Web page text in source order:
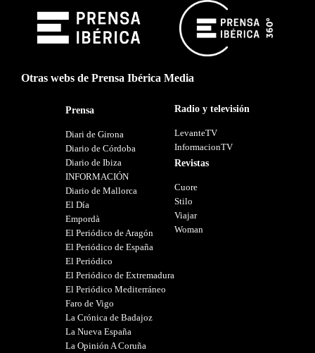
Otras webs de Prensa Ibérica Media
Prensa
Diari de Girona
Diario de Córdoba
Diario de Ibiza
INFORMACIÓN
Diario de Mallorca
El Día
Empordà
El Periódico de Aragón
El Periódico de España
El Periódico
El Periódico de Extremadura
El Periódico Mediterráneo
Faro de Vigo
La Crónica de Badajoz
La Nueva España
La Opinión A Coruña
Radio y televisión
LevanteTV
InformacionTV
Revistas
Cuore
Stilo
Viajar
Woman